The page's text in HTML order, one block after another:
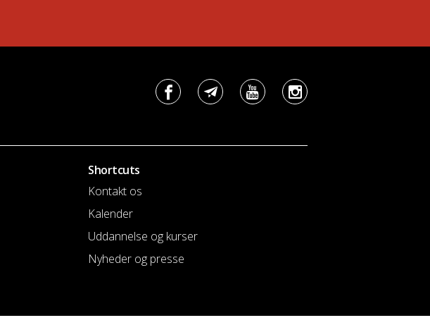
Shortcuts
Kontakt os
Kalender
Uddannelse og kurser
Nyheder og presse